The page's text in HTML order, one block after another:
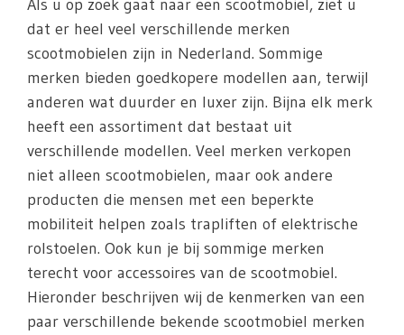
Als u op zoek gaat naar een scootmobiel, ziet u
dat er heel veel verschillende merken
scootmobielen zijn in Nederland. Sommige
merken bieden goedkopere modellen aan, terwijl
anderen wat duurder en luxer zijn. Bijna elk merk
heeft een assortiment dat bestaat uit
verschillende modellen. Veel merken verkopen
niet alleen scootmobielen, maar ook andere
producten die mensen met een beperkte
mobiliteit helpen zoals trapliften of elektrische
rolstoelen. Ook kun je bij sommige merken
terecht voor accessoires van de scootmobiel.
Hieronder beschrijven wij de kenmerken van een
paar verschillende bekende scootmobiel merken